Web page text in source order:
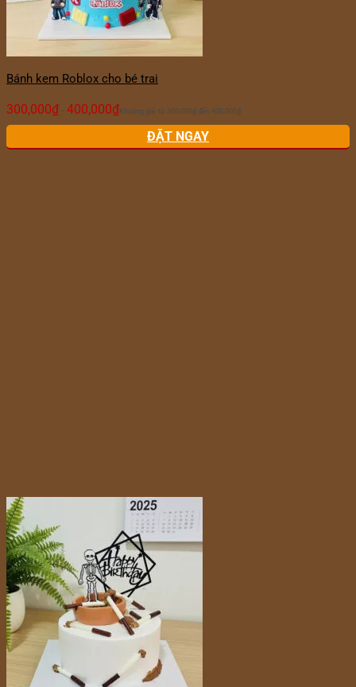
Bánh kem Roblox cho bé trai
300,000₫ – 400,000₫ Khoảng giá: từ 300,000₫ đến 400,000₫
ĐẶT NGAY